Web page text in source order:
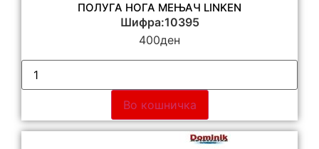
ПОЛУГА НОГА МЕЊАЧ LINKEN
Шифра:10395
400ден
Во кошничка